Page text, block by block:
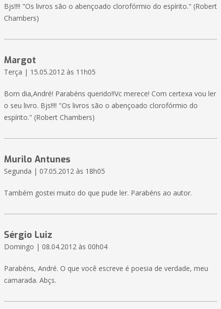
Bjs!!!! "Os livros são o abençoado clorofórmio do espírito." (Robert
Chambers)
Margot
Terça | 15.05.2012 às 11h05
Bom dia,André! Parabéns querido!!Vc merece! Com certexa vou ler
o seu livro. Bjs!!!! "Os livros são o abençoado clorofórmio do
espírito." (Robert Chambers)
Murilo Antunes
Segunda | 07.05.2012 às 18h05
Também gostei muito do que pude ler. Parabéns ao autor.
Sérgio Luiz
Domingo | 08.04.2012 às 00h04
Parabéns, André. O que você escreve é poesia de verdade, meu
camarada. Abçs.